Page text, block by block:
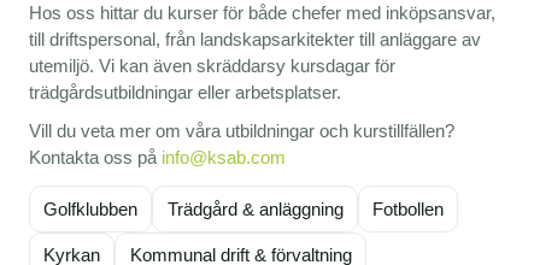
Hos oss hittar du kurser för både chefer med inköpsansvar,
till driftspersonal, från landskapsarkitekter till anläggare av
utemiljö. Vi kan även skräddarsy kursdagar för
trädgårdsutbildningar eller arbetsplatser.
Vill du veta mer om våra utbildningar och kurstillfällen?
Kontakta oss på info@ksab.com
Golfklubben Trädgård & anläggning Fotbollen
Kyrkan Kommunal drift & förvaltning